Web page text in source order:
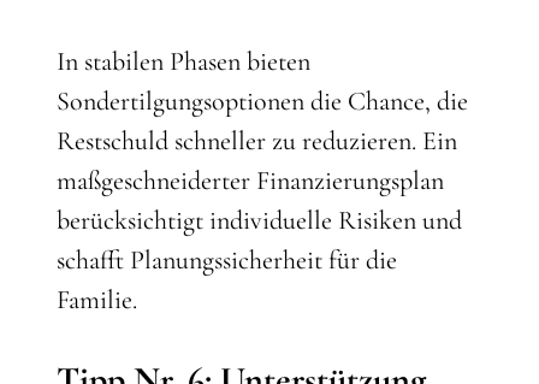
In stabilen Phasen bieten
Sondertilgungsoptionen die Chance, die
Restschuld schneller zu reduzieren. Ein
maßgeschneiderter Finanzierungsplan
berücksichtigt individuelle Risiken und
schafft Planungssicherheit für die
Familie.